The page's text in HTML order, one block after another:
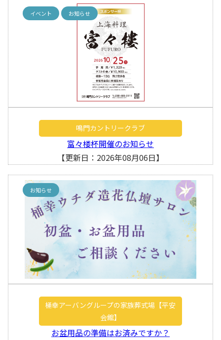
イベント お知らせ
鳴門カントリークラブ
富々楼杯開催のお知らせ
【更新日：2026年08月06日】
お知らせ
桶幸アーバングループの家族葬式場【平安
会館】
お盆用品の準備はお済みですか？